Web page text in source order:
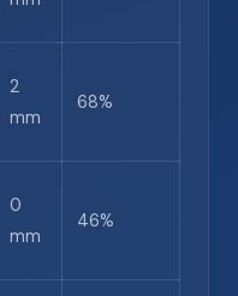
2
mm
68%
0
mm
46%